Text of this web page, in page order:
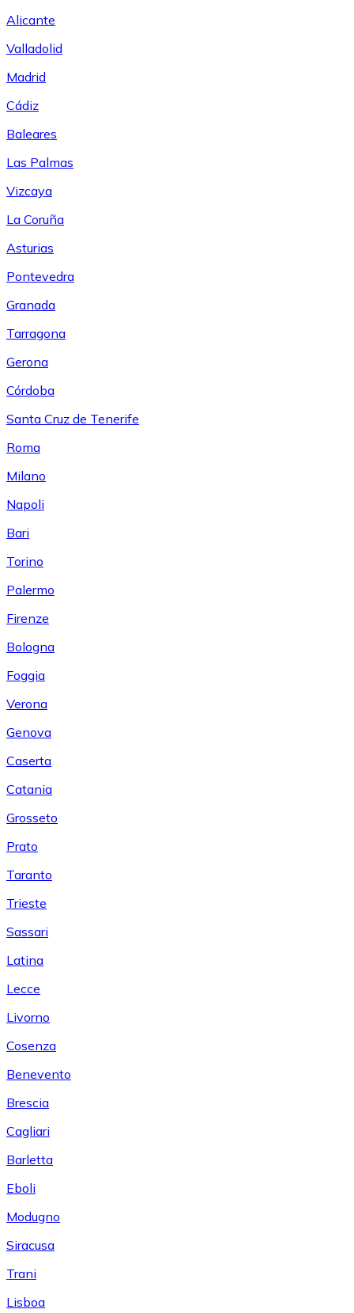
Alicante
Valladolid
Madrid
Cádiz
Baleares
Las Palmas
Vizcaya
La Coruña
Asturias
Pontevedra
Granada
Tarragona
Gerona
Córdoba
Santa Cruz de Tenerife
Roma
Milano
Napoli
Bari
Torino
Palermo
Firenze
Bologna
Foggia
Verona
Genova
Caserta
Catania
Grosseto
Prato
Taranto
Trieste
Sassari
Latina
Lecce
Livorno
Cosenza
Benevento
Brescia
Cagliari
Barletta
Eboli
Modugno
Siracusa
Trani
Lisboa